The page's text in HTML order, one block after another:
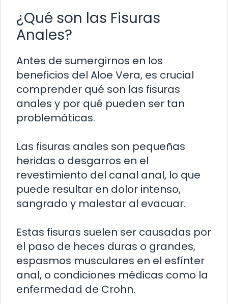
¿Qué son las Fisuras
Anales?
Antes de sumergirnos en los
beneficios del Aloe Vera, es crucial
comprender qué son las fisuras
anales y por qué pueden ser tan
problemáticas.
Las fisuras anales son pequeñas
heridas o desgarros en el
revestimiento del canal anal, lo que
puede resultar en dolor intenso,
sangrado y malestar al evacuar.
Estas fisuras suelen ser causadas por
el paso de heces duras o grandes,
espasmos musculares en el esfínter
anal, o condiciones médicas como la
enfermedad de Crohn.